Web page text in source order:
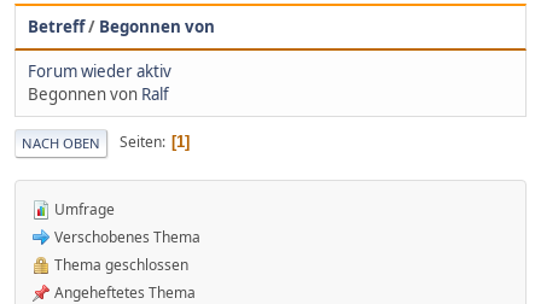
Betreff/ Begonnen von
Forum wieder aktiv
Begonnen von Ralf
NACH OBEN Seiten 1
Umfrage
Verschobenes Thema
Thema geschlossen
Angeheftetes Thema